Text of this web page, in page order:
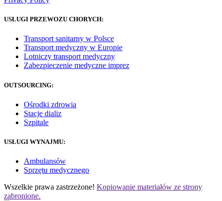
USŁUGI PRZEWOZU CHORYCH:
Transport sanitarny w Polsce
Transport medyczny w Europie
Lotniczy transport medyczny
Zabezpieczenie medyczne imprez
OUTSOURCING:
Ośrodki zdrowia
Stacje dializ
Szpitale
USŁUGI WYNAJMU:
Ambulansów
Sprzętu medycznego
Wszelkie prawa zastrzeżone! Kopiowanie materiałów ze strony
zabronione.